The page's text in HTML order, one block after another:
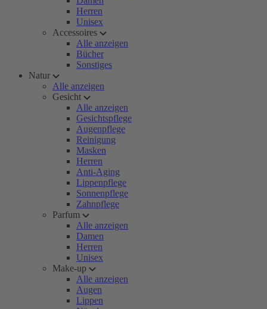
Herren
Unisex
Accessoires
Alle anzeigen
Bücher
Sonstiges
Natur
Alle anzeigen
Gesicht
Alle anzeigen
Gesichtspflege
Augenpflege
Reinigung
Masken
Herren
Anti-Aging
Lippenpflege
Sonnenpflege
Zahnpflege
Parfum
Alle anzeigen
Damen
Herren
Unisex
Make-up
Alle anzeigen
Augen
Lippen